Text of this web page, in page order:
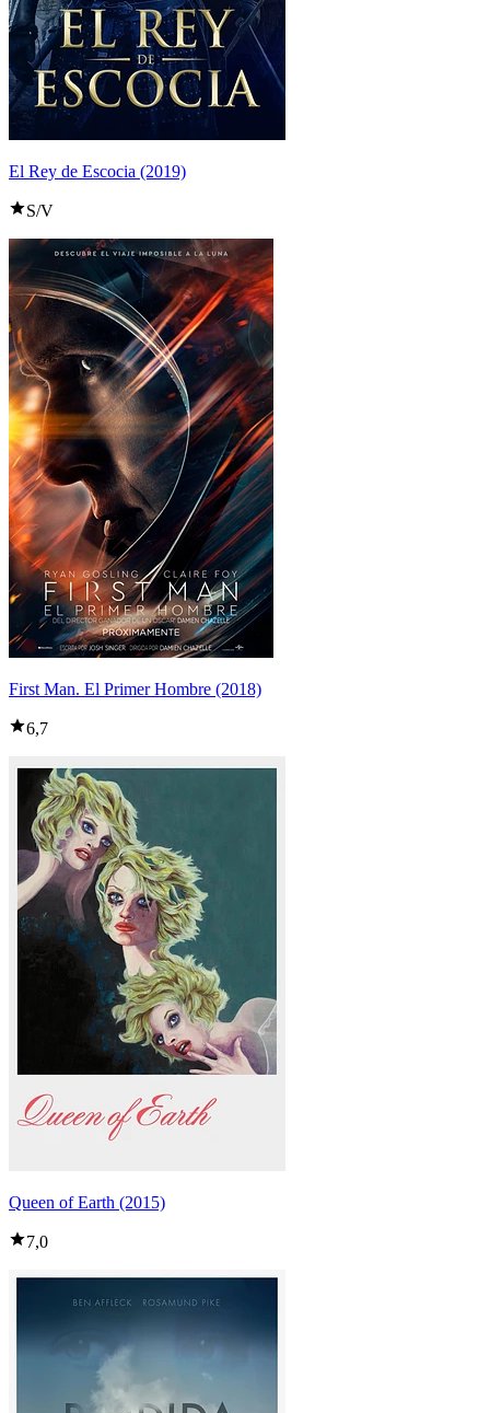
El Rey de Escocia (2019)
S/V
First Man. El Primer Hombre (2018)
6,7
Queen of Earth (2015)
7,0